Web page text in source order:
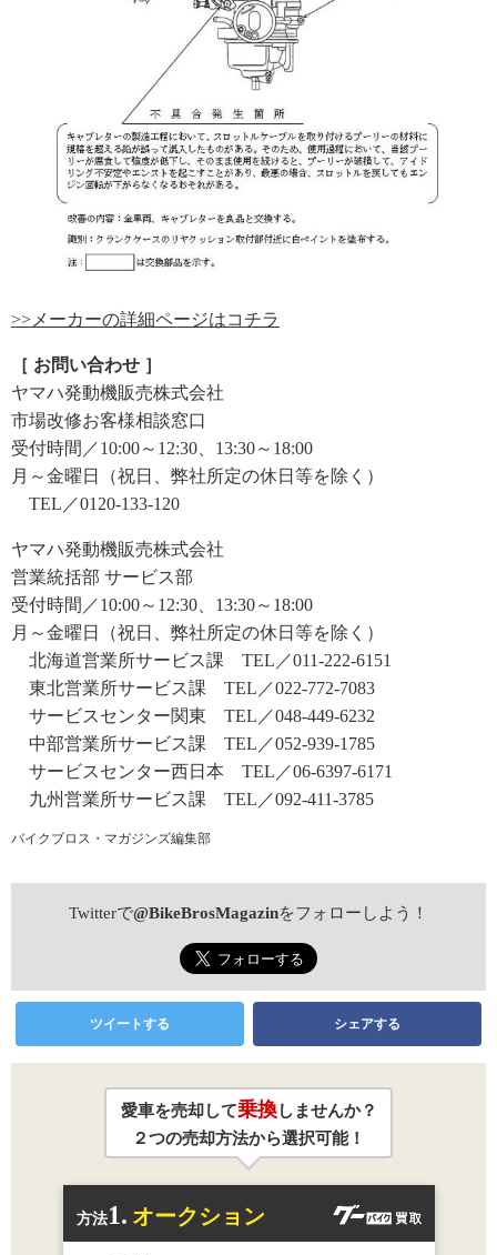
>>メーカーの詳細ページはコチラ
［ お問い合わせ ］
ヤマハ発動機販売株式会社
市場改修お客様相談窓口
受付時間／10:00～12:30、13:30～18:00
月～金曜日（祝日、弊社所定の休日等を除く）
TEL／0120-133-120
ヤマハ発動機販売株式会社
営業統括部 サービス部
受付時間／10:00～12:30、13:30～18:00
月～金曜日（祝日、弊社所定の休日等を除く）
北海道営業所サービス課 TEL／011-222-6151
東北営業所サービス課 TEL／022-772-7083
サービスセンター関東 TEL／048-449-6232
中部営業所サービス課 TEL／052-939-1785
サービスセンター西日本 TEL／06-6397-6171
九州営業所サービス課 TEL／092-411-3785
バイクブロス・マガジンズ編集部
Twitterで@BikeBrosMagazinをフォローしよう！
ツイートする シェアする
愛車を売却して乗換しませんか？
２つの売却方法から選択可能！
方法1. オークション